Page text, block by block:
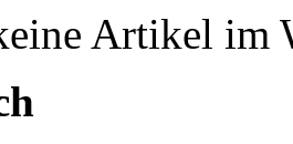
Artikel im